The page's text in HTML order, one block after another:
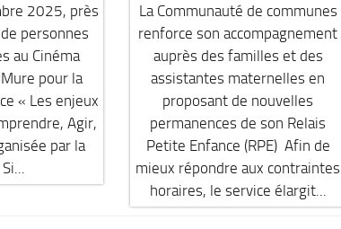
2025, près
personnes
au Cinéma
pour la
« Les enjeux
Agir,
par la
La Communauté de communes
renforce son accompagnement
auprès des familles et des
assistantes maternelles en
proposant de nouvelles
permanences de son Relais
Petite Enfance (RPE) Afin de
mieux répondre aux contraintes
horaires, le service élargit...